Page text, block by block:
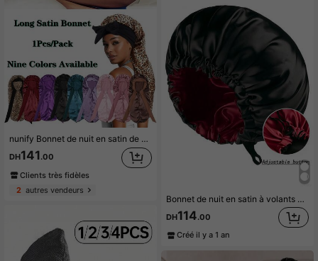
nunify Bonnet de nuit en satin de soie long, bonnet de nuit pour femmes, bonnet de nuit en satin avec cordon de serrage, convient pour les tresses et les cheveux bouclés, bonnet de nuit en satin grande taille avec cordon de serrage élastique
DH141 .00
Clients très fidèles
2autres vendeurs
Bonnet de nuit en satin à volants double face, bonnet de nuit anti-dérapant double couche, bonnet de protection des cheveux doux et soyeux, convient aux femmes aux cheveux bouclés, tressés et naturels pour les soins capillaires quotidiens
DH114.00
Créé il y a 1 an